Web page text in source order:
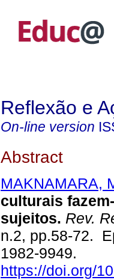
Reflexão e
On-line version
Abstract
MAKNAMARA,
culturais
sujeitos. Rev.
n.2, pp.58-72.
1982-9949.
https://doi.org/